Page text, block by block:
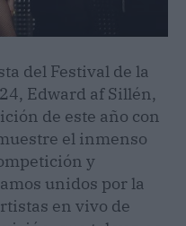
del Festival de la
Edward af Sillén,
de este año con
el inmenso
y
unidos por la
en vivo de